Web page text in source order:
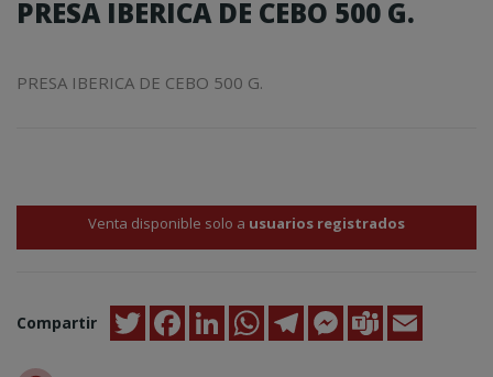
PRESA IBERICA DE CEBO 500 G.
PRESA IBERICA DE CEBO 500 G.
Venta disponible solo a usuarios registrados
Compartir TwitterFacebookLinkedInWhatsAppTelegramMessenger
Teams